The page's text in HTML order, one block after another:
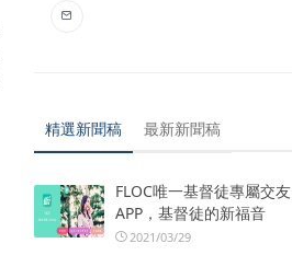
精選新聞稿 最新新聞稿
FLOC唯一基督徒專屬交友
APP，基督徒的新福音
2021/03/29